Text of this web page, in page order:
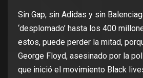
Sin Gap, sin Adidas y sin
‘desplomado’ hasta los 400
estos, puede perder la mitad,
George Floyd, asesinado por la
que inició el movimiento Black